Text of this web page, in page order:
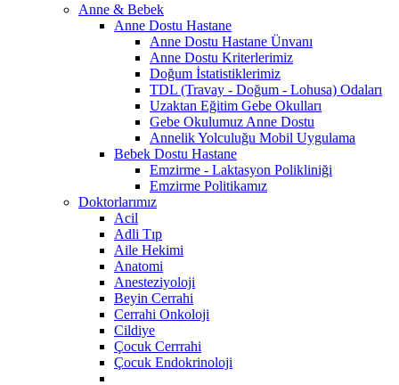
Anne & Bebek
Anne Dostu Hastane
Anne Dostu Hastane Ünvanı
Anne Dostu Kriterlerimiz
Doğum İstatistiklerimiz
TDL (Travay - Doğum - Lohusa) Odaları
Uzaktan Eğitim Gebe Okulları
Gebe Okulumuz Anne Dostu
Annelik Yolculuğu Mobil Uygulama
Bebek Dostu Hastane
Emzirme - Laktasyon Polikliniği
Emzirme Politikamız
Doktorlarımız
Acil
Adli Tıp
Aile Hekimi
Anatomi
Anesteziyoloji
Beyin Cerrahi
Cerrahi Onkoloji
Cildiye
Çocuk Cerrrahi
Çocuk Endokrinoloji